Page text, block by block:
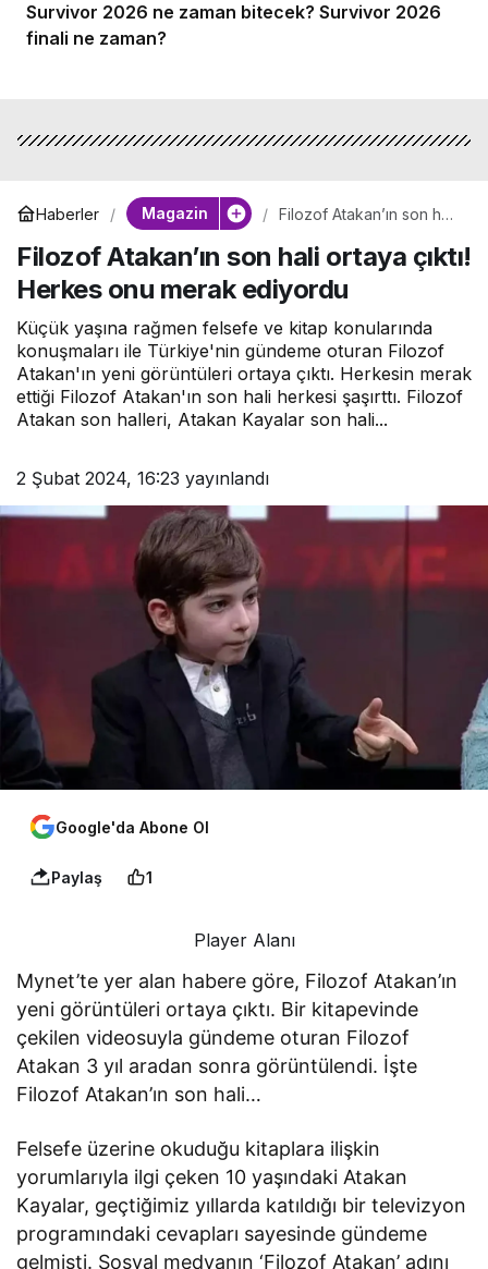
Survivor 2026 ne zaman bitecek? Survivor 2026
finali ne zaman?
Haberler Magazin
Filozof Atakan’ın son hali
merak ediyordu
Filozof Atakan’ın son hali ortaya çıktı!
Herkes onu merak ediyordu
Küçük yaşına rağmen felsefe ve kitap konularında
konuşmaları ile Türkiye'nin gündeme oturan Filozof
Atakan'ın yeni görüntüleri ortaya çıktı. Herkesin merak
ettiği Filozof Atakan'ın son hali herkesi şaşırttı. Filozof
Atakan son halleri, Atakan Kayalar son hali...
2 Şubat 2024, 16:23 yayınlandı
Google'da Abone Ol
Paylaş 1
Player Alanı
Mynet’te yer alan habere göre, Filozof Atakan’ın
yeni görüntüleri ortaya çıktı. Bir kitapevinde
çekilen videosuyla gündeme oturan Filozof
Atakan 3 yıl aradan sonra görüntülendi. İşte
Filozof Atakan’ın son hali…
Felsefe üzerine okuduğu kitaplara ilişkin
yorumlarıyla ilgi çeken 10 yaşındaki Atakan
Kayalar, geçtiğimiz yıllarda katıldığı bir televizyon
programındaki cevapları sayesinde gündeme
gelmişti. Sosyal medyanın ‘Filozof Atakan’ adını